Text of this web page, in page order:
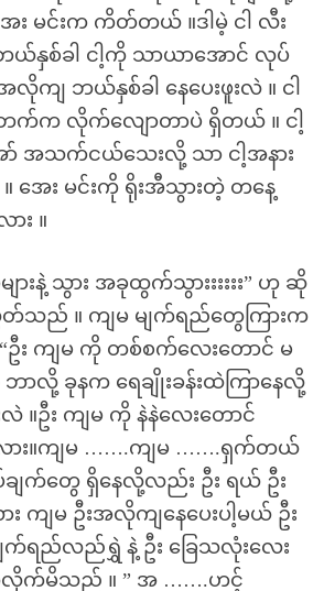
ေး မင်းက ကိတ်တယ် ။ဒါမဲ့ ငါ လီး
ဘယ်နှစ်ခါ ငါ့ကို သာယာအောင် လုပ်
အလိုကျ ဘယ်နှစ်ခါ နေပေးဖူးလဲ ။ ငါ
က်က လိုက်လျောတာပဲ ရှိတယ် ။ ငါ့
ော် အသက်ငယ်သေးလို့ သာ ငါ့အနား
။ အေး မင်းကို ရိုးအီသွားတဲ့ တနေ့
း ။
ားနဲ့ သွား အခုထွက်သွားးးးးး” ဟု ဆို
သည် ။ ကျမ မျက်ရည်တွေကြားက
ဦး ကျမ ကို တစ်စက်လေးတောင် မ
ဘာလို့ ခုနက ရေချိုးခန်းထဲကြာနေလို့
။ဦး ကျမ ကို နဲနဲလေးတောင်
ား။ကျမ …….ကျမ …….ရှက်တယ်
ျက်တွေ ရှိနေလို့လည်း ဦး ရယ် ဦး
ကျမ ဦးအလိုကျနေပေးပါ့မယ် ဦး
ရည်လည်ရွှဲ နဲ့ ဦး ခြေသလုံးလေး
ာလိုက်မိသည် ။ ” အ …….ဟင့်